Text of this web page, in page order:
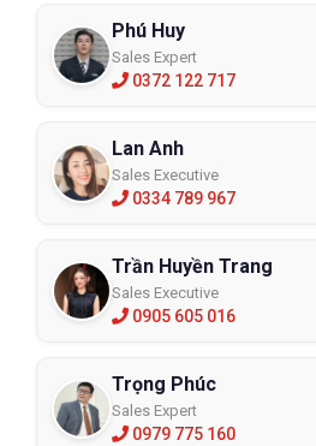
Phú Huy
Sales Expert
0372 122 717
Lan Anh
Sales Executive
0334 789 967
Trần Huyền Trang
Sales Executive
0905 605 016
Trọng Phúc
Sales Expert
0979 775 160